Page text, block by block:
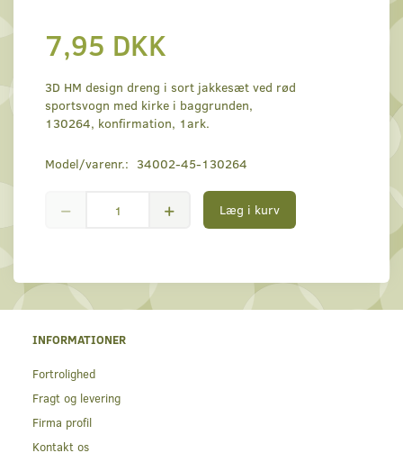
7,95 DKK
3D HM design dreng i sort jakkesæt ved rød
sportsvogn med kirke i baggrunden,
130264, konfirmation, 1ark.
Model/varenr.: 34002-45-130264
Læg i kurv
INFORMATIONER
Fortrolighed
Fragt og levering
Firma profil
Kontakt os